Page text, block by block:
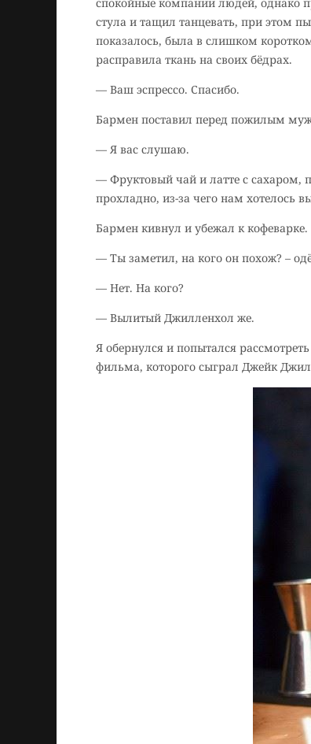
стула и тащил танцевать, при этом
показалось, была в слишком
расправила ткань на своих бёдрах.
— Ваш эспрессо. Спасибо.
Бармен поставил перед пожилым
— Я вас слушаю.
— Фруктовый чай и латте с сахаром,
прохладно, из-за чего нам хотелось
Бармен кивнул и убежал к кофеварке.
— Ты заметил, на кого он похож? –
— Нет. На кого?
— Вылитый Джилленхол же.
Я обернулся и попытался
фильма, которого сыграл Джейк